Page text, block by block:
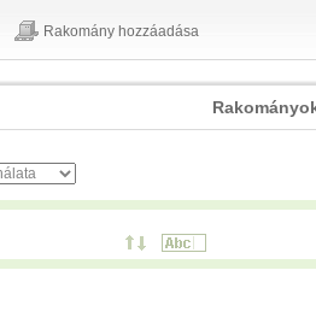
Rakomány hozzáadása